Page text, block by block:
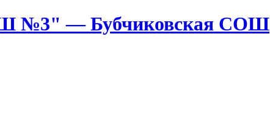
№3" — Бубчиковская СОШ